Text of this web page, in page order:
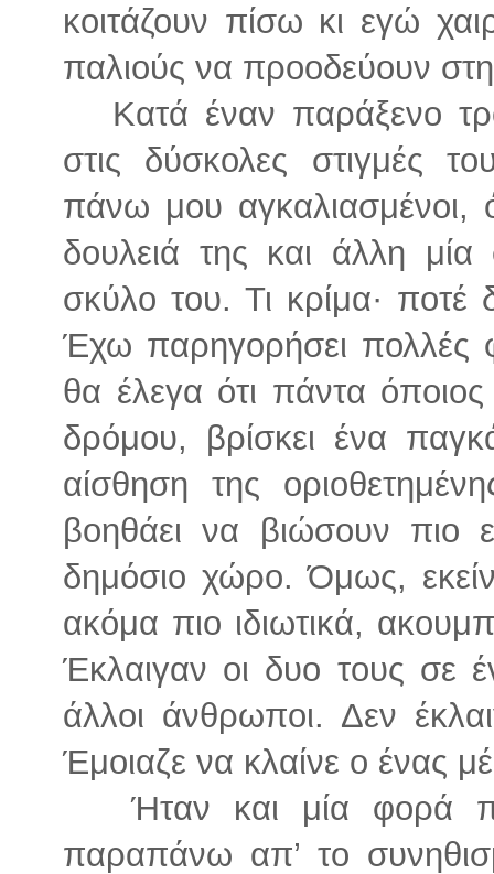
κοιτάζουν πίσω κι εγώ
παλιούς να προοδεύουν
Κατά έναν παράξενο
στις δύσκολες στιγμές
πάνω μου αγκαλιασμένοι,
δουλειά της και άλλη
σκύλο του. Τι κρίμα· ποτέ
Έχω παρηγορήσει πολλές
θα έλεγα ότι πάντα
δρόμου, βρίσκει ένα
αίσθηση της
βοηθάει να βιώσουν πιο
δημόσιο χώρο. Όμως,
ακόμα πιο ιδιωτικά,
Έκλαιγαν οι δυο τους σε
άλλοι άνθρωποι. Δεν
Έμοιαζε να κλαίνε ο ένας
Ήταν και μία φορά
παραπάνω απ’ το